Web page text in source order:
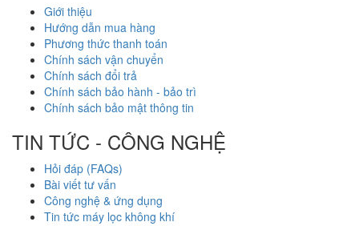
Giới thiệu
Hướng dẫn mua hàng
Phương thức thanh toán
Chính sách vận chuyển
Chính sách đổi trả
Chính sách bảo hành - bảo trì
Chính sách bảo mật thông tin
TIN TỨC - CÔNG NGHỆ
Hỏi đáp (FAQs)
Bài viết tư vấn
Công nghệ & ứng dụng
Tin tức máy lọc không khí